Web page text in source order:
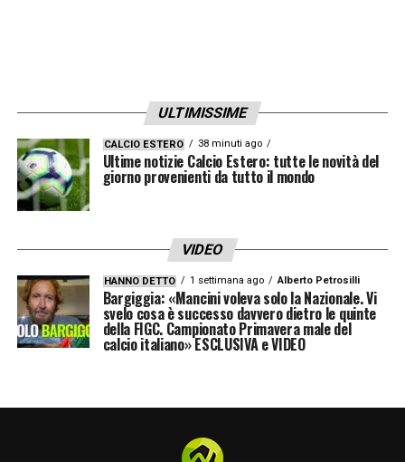
ULTIMISSIME
CALCIO ESTERO 38 minuti ago
Ultime notizie Calcio Estero: tutte le novità del
giorno provenienti da tutto il mondo
VIDEO
HANNO DETTO 1 settimana ago Alberto Petrosilli
Bargiggia: «Mancini voleva solo la Nazionale. Vi
svelo cosa è successo davvero dietro le quinte
della FIGC. Campionato Primavera male del
calcio italiano» ESCLUSIVA e VIDEO